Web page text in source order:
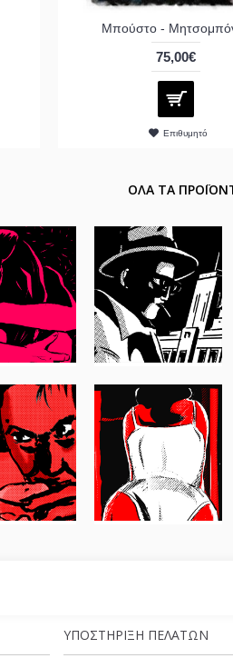
Μπούστο -
75,00€
Επιθυμητό
ΟΛΑ ΤΑ
ΥΠΟΣΤΉΡΙΞΗ ΠΕΛΑΤΏΝ